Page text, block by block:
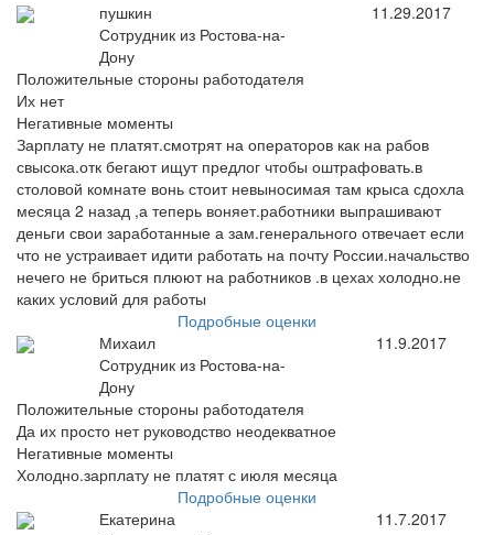
пушкин
Сотрудник из Ростова-на-
Дону
11.29.2017
Положительные стороны работодателя
Их нет
Негативные моменты
Зарплату не платят.смотрят на операторов как на рабов
свысока.отк бегают ищут предлог чтобы оштрафовать.в
столовой комнате вонь стоит невыносимая там крыса сдохла
месяца 2 назад ,а теперь воняет.работники выпрашивают
деньги свои заработанные а зам.генерального отвечает если
что не устраивает идити работать на почту России.начальство
нечего не бриться плюют на работников .в цехах холодно.не
каких условий для работы
Подробные оценки
Михаил
Сотрудник из Ростова-на-
Дону
11.9.2017
Положительные стороны работодателя
Да их просто нет руководство неодекватное
Негативные моменты
Холодно.зарплату не платят с июля месяца
Подробные оценки
Екатерина
11.7.2017